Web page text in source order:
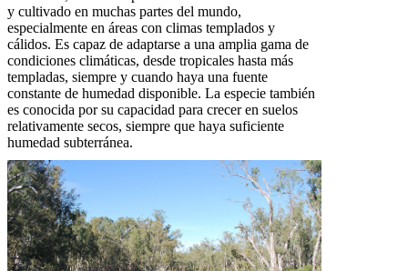
y cultivado en muchas partes del mundo,
especialmente en áreas con climas templados y
cálidos. Es capaz de adaptarse a una amplia gama de
condiciones climáticas, desde tropicales hasta más
templadas, siempre y cuando haya una fuente
constante de humedad disponible. La especie también
es conocida por su capacidad para crecer en suelos
relativamente secos, siempre que haya suficiente
humedad subterránea.